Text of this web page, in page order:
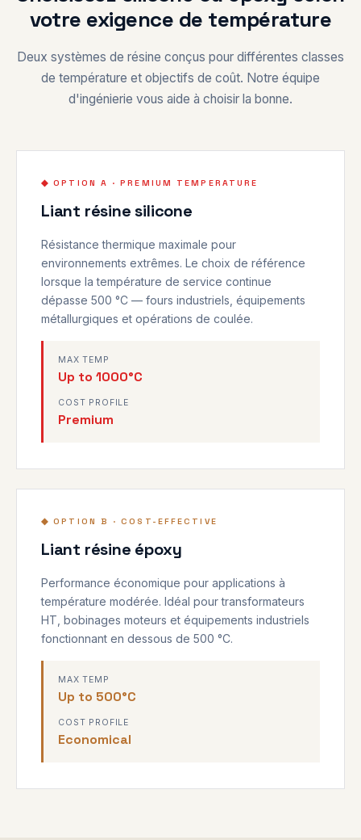
votre exigence de température
Deux systèmes de résine conçus pour différentes classes
de température et objectifs de coût. Notre équipe
d'ingénierie vous aide à choisir la bonne.
◆ OPTION A · PREMIUM TEMPERATURE
Liant résine silicone
Résistance thermique maximale pour
environnements extrêmes. Le choix de référence
lorsque la température de service continue
dépasse 500 °C — fours industriels, équipements
métallurgiques et opérations de coulée.
MAX TEMP
Up to 1000°C
COST PROFILE
Premium
◆ OPTION B · COST-EFFECTIVE
Liant résine époxy
Performance économique pour applications à
température modérée. Idéal pour transformateurs
HT, bobinages moteurs et équipements industriels
fonctionnant en dessous de 500 °C.
MAX TEMP
Up to 500°C
COST PROFILE
Economical